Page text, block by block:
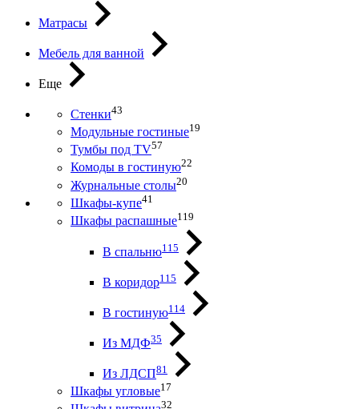
Матрасы
Мебель для ванной
Еще
Стенки43
Модульные гостиные19
Тумбы под ТV57
Комоды в гостиную22
Журнальные столы20
Шкафы-купе41
Шкафы распашные119
В спальню115
В коридор115
В гостиную114
Из МДФ35
Из ЛДСП81
Шкафы угловые17
32